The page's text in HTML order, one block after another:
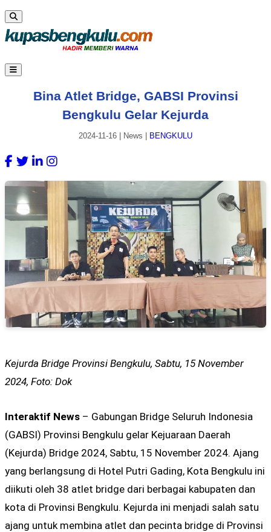
Bina Atlet Bridge, GABSI Provinsi
Bengkulu Gelar Kejurda
2024-11-16 News BENGKULU
Kejurda Bridge Provinsi Bengkulu, Sabtu, 15 November
2024, Foto: Dok
Interaktif News – Gabungan Bridge Seluruh Indonesia
(GABSI) Provinsi Bengkulu gelar Kejuaraan Daerah
(Kejurda) Bridge 2024, Sabtu, 15 November 2024. Ajang
yang berlangsung di Hotel Putri Gading, Kota Bengkulu ini
diikuti oleh 38 atlet bridge dari berbagai kabupaten dan
kota di Provinsi Bengkulu. Kejurda ini menjadi salah satu
ajang untuk membina atlet dan pecinta bridge di Provinsi